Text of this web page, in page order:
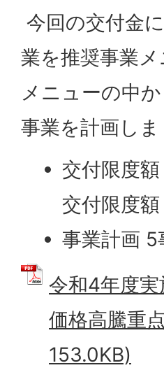
今回の交付金
業を推奨事業
メニューの中
事業を計画しま
交付限度
交付限度
事業計画 5
令和4年度
価格高騰重
153.0KB)